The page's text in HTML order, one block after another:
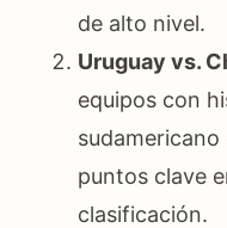
de alto nivel.
Uruguay vs.
equipos con
sudamericano
puntos clave
clasificación.